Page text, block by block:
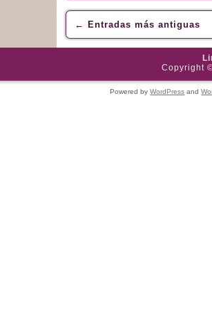
← Entradas más antiguas
Copyright
Powered byWordPress and